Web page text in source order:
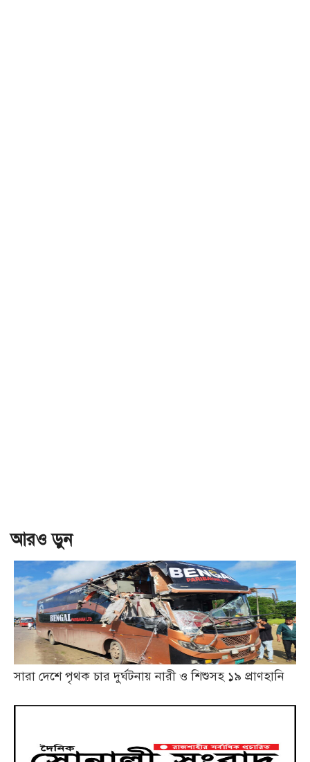
আরও ড়ুন
সারা দেশে পৃথক চার দুর্ঘটনায় নারী ও শিশুসহ ১৯ প্রাণহানি